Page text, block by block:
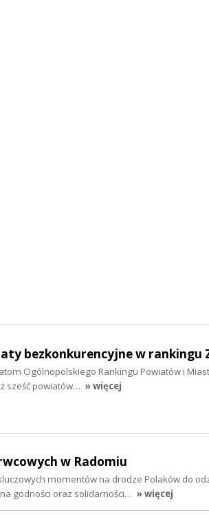
bezkonkurencyjne w rankingu
Ogólnopolskiego Rankingu Powiatów i
sześć powiatów… » więcej
w Radomiu
momentów na drodze Polaków do
godności oraz solidarności… » więcej